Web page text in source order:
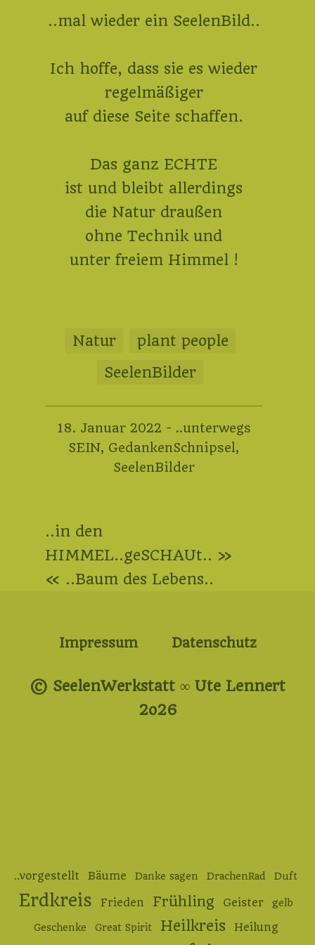
..mal wieder ein SeelenBild..
Ich hoffe, dass sie es wieder
regelmäßiger
auf diese Seite schaffen.
Das ganz ECHTE
ist und bleibt allerdings
die Natur draußen
ohne Technik und
unter freiem Himmel !
Natur
plant people
SeelenBilder
18. Januar 202217.
Januar
2023
- ..unterwegs
SEIN, GedankenSchnipsel ,
SeelenBilder
Beitragsnavigation
..in den
HIMMEL..geSCHAUt.. »
« ..Baum des Lebens..
Impressum Datenschutz
© SeelenWerkstatt ∞ Ute Lennert
2o26
..vorgestellt Bäume Danke sagen DrachenRad Duft
Erdkreis Frieden Frühling Geister gelb
Geschenke Great Spirit Heilkreis Heilung